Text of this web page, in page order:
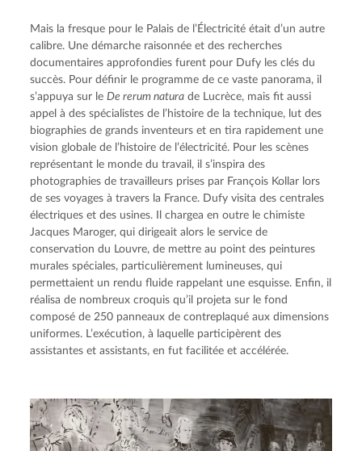
Mais la fresque pour le Palais de l’Électricité était d’un autre
calibre. Une démarche raisonnée et des recherches
documentaires approfondies furent pour Dufy les clés du
succès. Pour définir le programme de ce vaste panorama, il
s’appuya sur le De rerum natura de Lucrèce, mais fit aussi
appel à des spécialistes de l’histoire de la technique, lut des
biographies de grands inventeurs et en tira rapidement une
vision globale de l’histoire de l’électricité. Pour les scènes
représentant le monde du travail, il s’inspira des
photographies de travailleurs prises par François Kollar lors
de ses voyages à travers la France. Dufy visita des centrales
électriques et des usines. Il chargea en outre le chimiste
Jacques Maroger, qui dirigeait alors le service de
conservation du Louvre, de mettre au point des peintures
murales spéciales, particulièrement lumineuses, qui
permettaient un rendu fluide rappelant une esquisse. Enfin, il
réalisa de nombreux croquis qu’il projeta sur le fond
composé de 250 panneaux de contreplaqué aux dimensions
uniformes. L’exécution, à laquelle participèrent des
assistantes et assistants, en fut facilitée et accélérée.